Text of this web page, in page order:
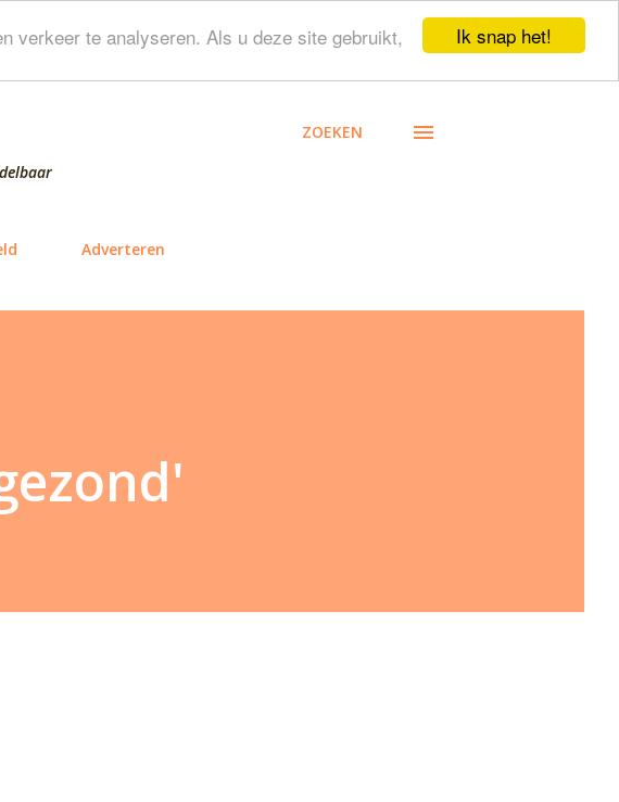
Ik snap het!
verkeer te analyseren. Als u deze site gebruikt,
ZOEKEN
Adverteren